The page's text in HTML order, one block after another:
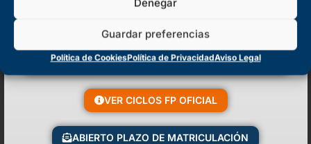
Denegar
Guardar preferencias
Política de CookiesPolítica de PrivacidadAviso Legal
Técnico Superior en
Acondicionamiento Físico
VER CICLOS FP OFICIAL
ABIERTO PLAZO DE MATRICULACIÓN